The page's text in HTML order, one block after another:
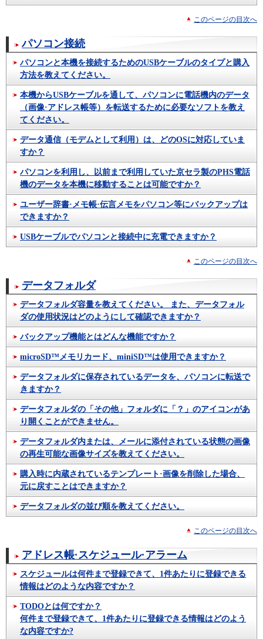
このページの目次へ
パソコン接続
パソコンと本機を接続するためのUSBケーブルのタイプと購入
方法を教えてください。
本機からUSBケーブルを通して、パソコンに電話機内のデータ
（画像·アドレス帳等）を転送するために必要なソフトを教え
てください。
データ通信（モデムとして利用）は、どのOSに対応していま
すか？
パソコンを利用し、以前まで利用していた京セラ製のPHS電話
機のデータを本機に移動することは可能ですか？
ユーザー辞書·メモ帳·伝言メモをパソコン等にバックアップは
できますか？
USBケーブルでパソコンと接続中に充電できますか？
このページの目次へ
データフォルダ
データフォルダ容量を教えてください。 また、データフォル
ダの使用状況はどのようにして確認できますか？
バックアップ機能とはどんな機能ですか？
microSD™メモリカード、miniSD™は使用できますか？
データフォルダに保存されているデータを、パソコンに転送で
きますか？
データフォルダの「その他」フォルダに「？」のアイコンがあ
り開くことができません。
データフォルダ内または、メールに添付されている状態の画像
の再生可能な画像サイズを教えてください。
購入時に内蔵されているテンプレート·画像を削除した場合、
元に戻すことはできますか？
データフォルダの並び順を教えてください。
このページの目次へ
アドレス帳·スケジュール·アラーム
スケジュールは何件まで登録できて、1件あたりに登録できる
情報はどのような内容ですか？
TODOとは何ですか？
何件まで登録できて、1件あたりに登録できる情報はどのよう
な内容ですか?